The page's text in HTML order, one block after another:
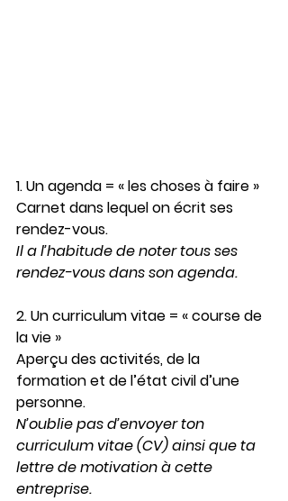
1. Un agenda = « les choses à faire »
Carnet dans lequel on écrit ses
rendez-vous.
Il a l’habitude de noter tous ses
rendez-vous dans son agenda.
2. Un curriculum vitae = « course de
la vie »
Aperçu des activités, de la
formation et de l’état civil d’une
personne.
N’oublie pas d’envoyer ton
curriculum vitae (CV) ainsi que ta
lettre de motivation à cette
entreprise.